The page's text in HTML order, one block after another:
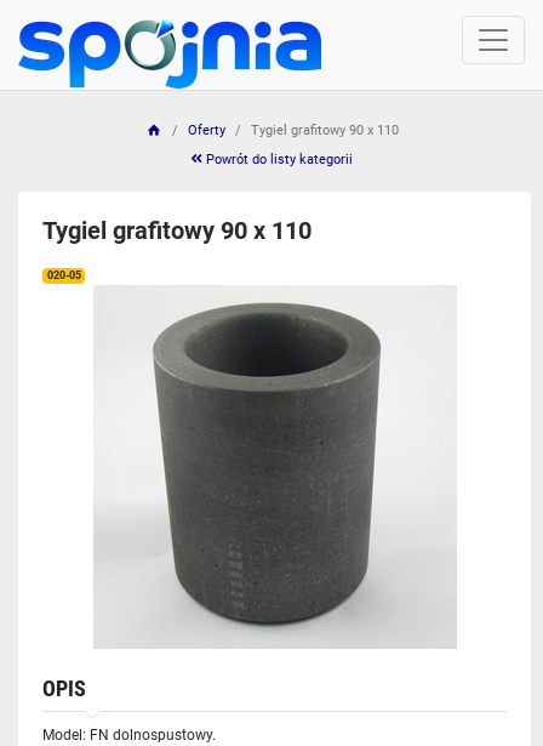
Oferty
Tygiel grafitowy 90 x 110
Powrót do listy kategorii
Tygiel grafitowy 90 x 110
020-05
OPIS
Model: FN dolnospustowy.